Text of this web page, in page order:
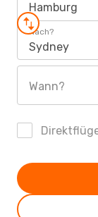
Hamburg
Nach?
Sydney
Wann?